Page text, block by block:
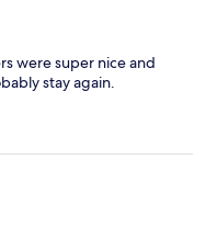
were super nice and
stay again.